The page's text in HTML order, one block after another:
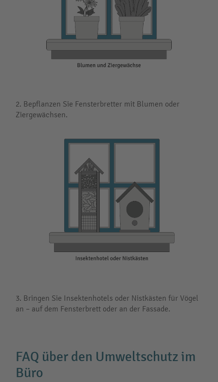
2. Bepflanzen Sie Fensterbretter mit Blumen oder
Ziergewächsen.
3. Bringen Sie Insektenhotels oder Nistkästen für Vögel
an – auf dem Fensterbrett oder an der Fassade.
FAQ über den Umweltschutz im
Büro